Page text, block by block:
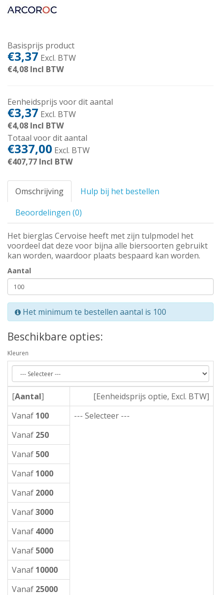
Basisprijs product
€3,37 Excl. BTW
€4,08 Incl BTW
Eenheidsprijs voor dit aantal
€3,37 Excl. BTW
€4,08 Incl BTW
Totaal voor dit aantal
€337,00 Excl. BTW
€407,77 Incl BTW
Omschrijving
Hulp bij het bestellen
Beoordelingen (0)
Het bierglas Cervoise heeft met zijn tulpmodel het
voordeel dat deze voor bijna alle biersoorten gebruikt
kan worden, waardoor plaats bespaard kan worden.
Aantal
Het minimum te bestellen aantal is 100
Beschikbare opties:
Kleuren
[Aantal]
[Eenheidsprijs optie, Excl. BTW]
Vanaf 100
--- Selecteer ---
Vanaf 250
Vanaf 500
Vanaf 1000
Vanaf 2000
Vanaf3000
Vanaf 4000
Vanaf 5000
Vanaf 10000
Vanaf 25000